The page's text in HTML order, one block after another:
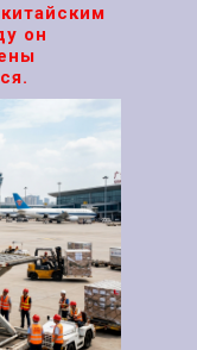
он